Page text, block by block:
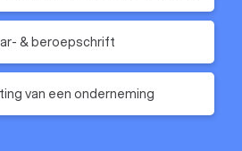
& beroepschrift
van een onderneming